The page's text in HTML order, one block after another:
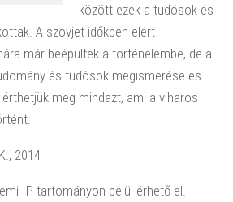
között ezek a tudósok és
A szovjet időkben elért
már beépültek a történelembe, de a
és tudósok megismerése és
meg mindazt, ami a viharos
2014
IP tartományon belül érhető el.